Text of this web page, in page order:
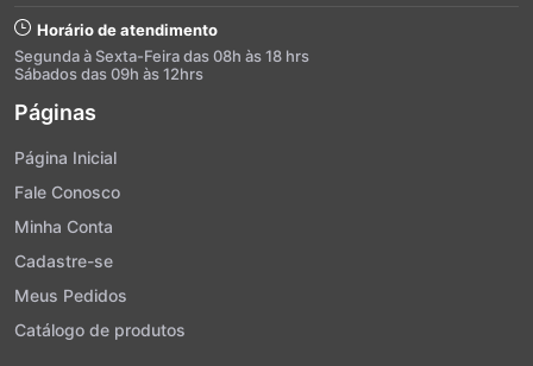
Horário de atendimento
Segunda à Sexta-Feira das 08h às 18 hrs
Sábados das 09h às 12hrs
Páginas
Página Inicial
Fale Conosco
Minha Conta
Cadastre-se
Meus Pedidos
Catálogo de produtos